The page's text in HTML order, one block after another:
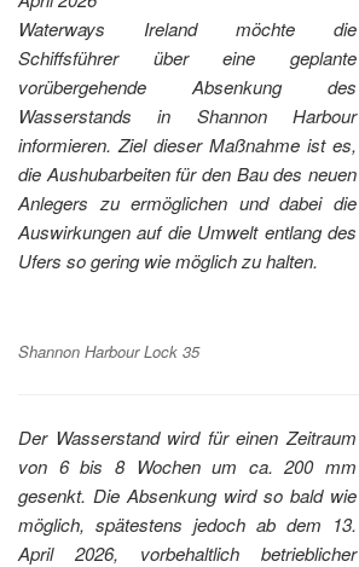
Waterways Ireland möchte die
Schiffsführer über eine geplante
vorübergehende Absenkung des
Wasserstands in Shannon Harbour
informieren. Ziel dieser Maßnahme ist es,
die Aushubarbeiten für den Bau des neuen
Anlegers zu ermöglichen und dabei die
Auswirkungen auf die Umwelt entlang des
Ufers so gering wie möglich zu halten.
Shannon Harbour Lock 35
Der Wasserstand wird für einen Zeitraum
von 6 bis 8 Wochen um ca. 200 mm
gesenkt. Die Absenkung wird so bald wie
möglich, spätestens jedoch ab dem 13.
April 2026, vorbehaltlich betrieblicher